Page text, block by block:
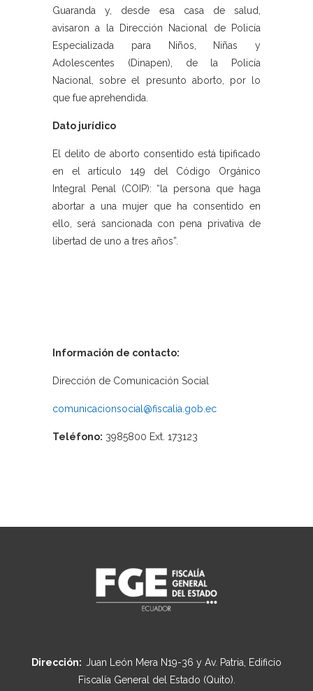
Guaranda y, desde esa casa de salud,
avisaron a la Dirección Nacional de Policía
Especializada para Niños, Niñas y
Adolescentes (Dinapen), de la Policía
Nacional, sobre el presunto aborto, por lo
que fue aprehendida.
Dato jurídico
El delito de aborto consentido está tipificado
en el artículo 149 del Código Orgánico
Integral Penal (COIP): “la persona que haga
abortar a una mujer que ha consentido en
ello, será sancionada con pena privativa de
libertad de uno a tres años”.
Información de contacto:
Dirección de Comunicación Social
comunicacionsocial@fiscalia.gob.ec
Teléfono: 3985800 Ext. 173123
Dirección: Juan León Mera N19-36 y Av. Patria, Edificio
Fiscalía General del Estado (Quito).